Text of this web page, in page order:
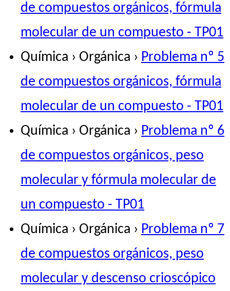
de compuestos orgánicos, fórmula
molecular de un compuesto - TP01
Química › Orgánica › Problema nº 5
de compuestos orgánicos, fórmula
molecular de un compuesto - TP01
Química › Orgánica › Problema nº 6
de compuestos orgánicos, peso
molecular y fórmula molecular de
un compuesto - TP01
Química › Orgánica › Problema nº 7
de compuestos orgánicos, peso
molecular y descenso crioscópico